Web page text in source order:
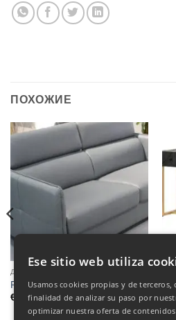
ПОХОЖИЕ
ДИВАН-КРОВАТЬ
Parma-диван-кровать
€
1,550.00
Ese sitio web utiliza
Usamos cookies propias y de terceros,
finalidad de analizar su paso por
optimizar nuestra oferta de